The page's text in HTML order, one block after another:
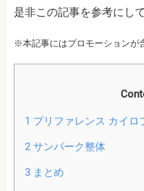
是非この記事を参考にし
※本記事にはプロモーションが
1 プリファレンス カイロ
2サンパーク整体
3まとめ